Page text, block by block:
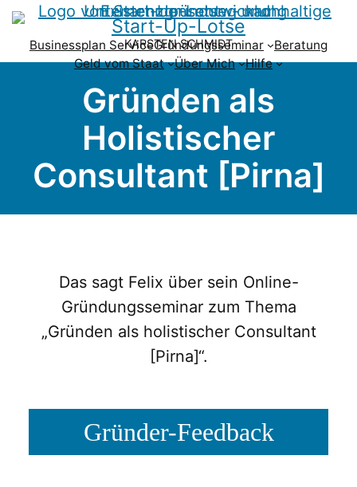
Start-Up-Lotse
KARSTEN SCHMIDT
Businessplan ServiceGründungsseminar
Beratung
Geld vom Staat
Über Mich Hilfe
Gründen als
Holistischer
Consultant [Pirna]
Das sagt Felix über sein Online-
Gründungsseminar zum Thema
„Gründen als holistischer Consultant
[Pirna]“.
Gründer-Feedback